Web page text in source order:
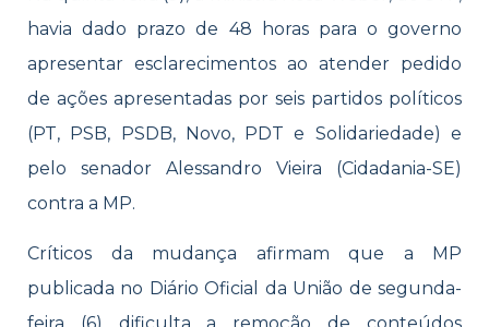
havia dado prazo de 48 horas para o governo
apresentar esclarecimentos ao atender pedido
de ações apresentadas por seis partidos políticos
(PT, PSB, PSDB, Novo, PDT e Solidariedade) e
pelo senador Alessandro Vieira (Cidadania-SE)
contra a MP.
Críticos da mudança afirmam que a MP
publicada no Diário Oficial da União de segunda-